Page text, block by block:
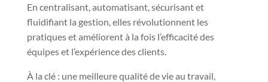
En centralisant, automatisant, sécurisant et
fluidifiant la gestion, elles révolutionnent les
pratiques et améliorent à la fois l’efficacité des
équipes et l’expérience des clients.
À la clé : une meilleure qualité de vie au travail,